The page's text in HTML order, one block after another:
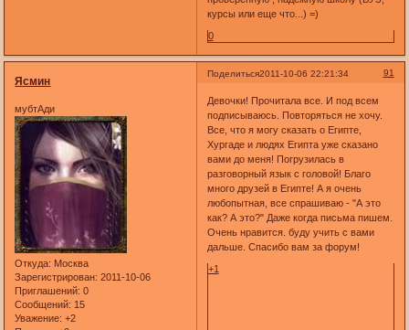
курсы или еще что...) =)
0
Поделиться 91
2011-10-06 22:21:34
Ясмин
мубтАди
Откуда: Москва
Зарегистрирован: 2011-10-06
Приглашений: 0
Сообщений: 15
Уважение: +2
Девочки! Прочитала все. И под всем
подписываюсь. Повторяться не хочу.
Все, что я могу сказать о Египте,
Хургаде и людях Египта уже сказано
вами до меня! Погрузилась в
разговорный язык с головой! Благо
много друзей в Египте! А я очень
любопытная, все спрашиваю - "А это
как? А это?" Даже когда письма пишем.
Очень нравится. буду учить с вами
дальше. Спасибо вам за форум!
+1